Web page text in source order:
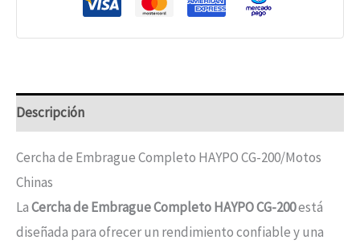
Descripción
Cercha de Embrague Completo HAYPO CG-200/Motos
Chinas
LaCercha de Embrague Completo HAYPO CG-200está
diseñada para ofrecer un rendimiento confiable y una